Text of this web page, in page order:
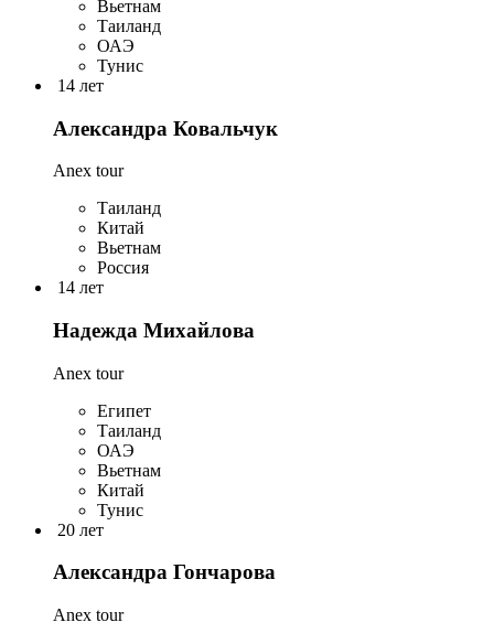
Вьетнам
Таиланд
ОАЭ
Тунис
14 лет
Александра Ковальчук
Anex tour
Таиланд
Китай
Вьетнам
Россия
14 лет
Надежда Михайлова
Anex tour
Египет
Таиланд
ОАЭ
Вьетнам
Китай
Тунис
20 лет
Александра Гончарова
Anex tour